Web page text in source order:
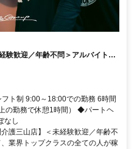
験歓迎／年齢不問＞アルバイト・
全ての人が稼げる訪問介護はこち
ト制 9:00～18:00での勤務 6時間
の勤務で休憩1時間） ◆パートヘ
なし
護三山店】＜未経験歓迎／年齢不
業界トップクラスの全ての人が稼